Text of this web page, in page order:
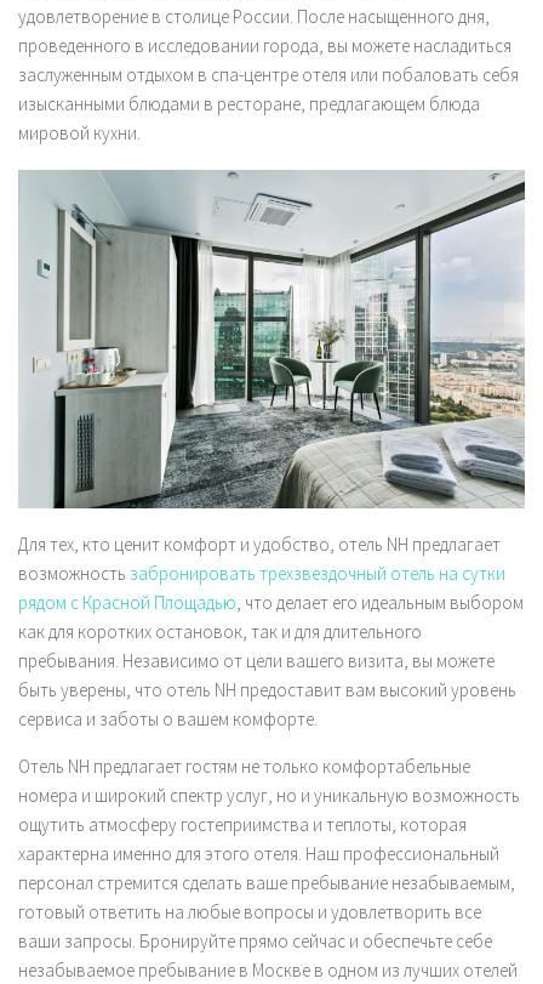
удовлетворение в столице России. После насыщенного дня,
проведенного в исследовании города, вы можете насладиться
заслуженным отдыхом в спа-центре отеля или побаловать себя
изысканными блюдами в ресторане, предлагающем блюда
мировой кухни.
Для тех, кто ценит комфорт и удобство, отель NH предлагает
возможность забронировать трехзвездочный отель на сутки
рядом с Красной Площадью , что делает его идеальным выбором
как для коротких остановок, так и для длительного
пребывания. Независимо от цели вашего визита, вы можете
быть уверены, что отель NH предоставит вам высокий уровень
сервиса и заботы о вашем комфорте.
Отель NH предлагает гостям не только комфортабельные
номера и широкий спектр услуг, но и уникальную возможность
ощутить атмосферу гостеприимства и теплоты, которая
характерна именно для этого отеля. Наш профессиональный
персонал стремится сделать ваше пребывание незабываемым,
готовый ответить на любые вопросы и удовлетворить все
ваши запросы. Бронируйте прямо сейчас и обеспечьте себе
незабываемое пребывание в Москве в одном из лучших отелей